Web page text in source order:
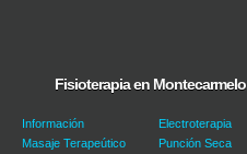
Fisioterapia en Montecarmelo
Información
Masaje Terapeútico
Electroterapia
Punción Seca